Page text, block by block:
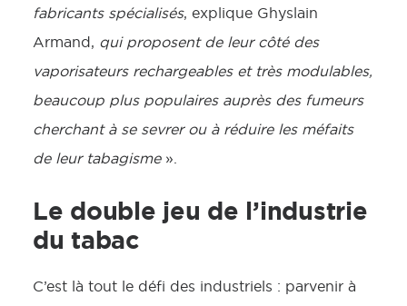
fabricants spécialisés, explique Ghyslain
Armand, qui proposent de leur côté des
vaporisateurs rechargeables et très modulables,
beaucoup plus populaires auprès des fumeurs
cherchant à se sevrer ou à réduire les méfaits
de leur tabagisme».
Le double jeu de l’industrie
du tabac
C’est là tout le défi des industriels : parvenir à